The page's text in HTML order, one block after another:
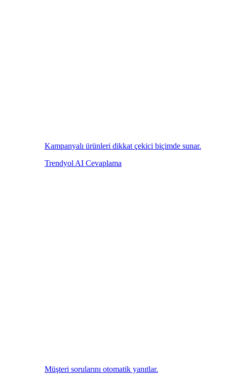
Kampanyalı ürünleri dikkat çekici biçimde sunar.
Trendyol AI Cevaplama
Müşteri sorularını otomatik yanıtlar.